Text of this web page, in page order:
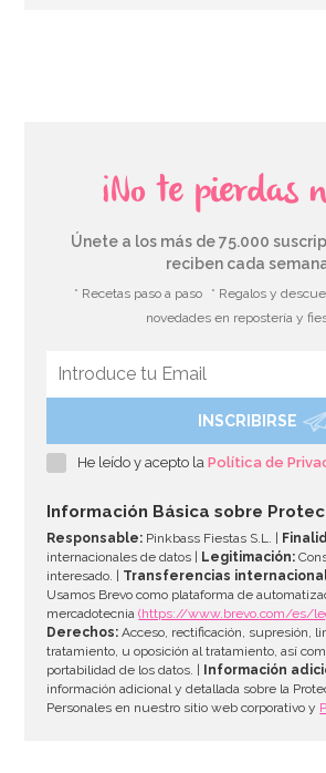
Molde para hacer helados en forma de
AÑADIR
¡No te pierdas
Únete a los más de 75.000
reciben cada
* Recetas paso a paso * Regalos y
novedades en repostería y
INSCRIBIRSE
He leído y acepto laPolítica de
Información Básica sobre
Responsable: Pinkbass Fiestas S.L. |
internacionales de datos |
Legitimación:
interesado. | Transferencias
Usamos Brevo como plataforma de
mercadotecnia(https://www.brevo.com/es/
Derechos: Acceso, rectificación, supresión,
tratamiento, u oposición al tratamiento, así
portabilidad de los datos. |
Información
información adicional y detallada sobre la
Personales en nuestro sitio web corporativo y